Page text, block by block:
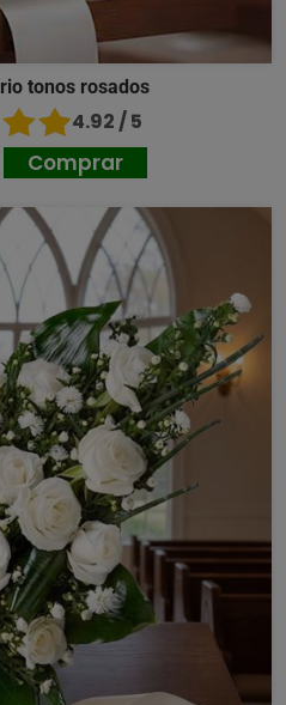
tonos rosados
4.92 / 5
Comprar